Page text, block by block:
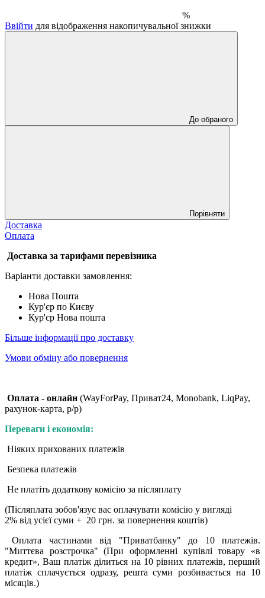
%
Ввійти для відображення накопичувальної знижки
До обраного
Порівняти
Доставка
Оплата
Доставка за тарифами перевізника
Варіанти доставки замовлення:
Нова Пошта
Кур'єр по Києву
Кур'єр Нова пошта
Більше інформації про доставку
Умови обміну або повернення
Оплата - онлайн (WayForPay, Приват24, Monobank, LiqPay,
рахунок-карта, р/р)
Переваги і економія:
Ніяких прихованих платежів
Безпека платежів
Не платіть додаткову комісію за післяплату
(Післяплата зобов'язує вас оплачувати комісію у вигляді
2% від усієї суми + 20 грн. за повернення коштів)
Оплата частинами від "Приватбанку" до 10 платежів.
"Миттєва розстрочка" (При оформленні купівлі товару «в
кредит», Ваш платіж ділиться на 10 рівних платежів, перший
платіж сплачується одразу, решта суми розбивається на 10
місяців.)